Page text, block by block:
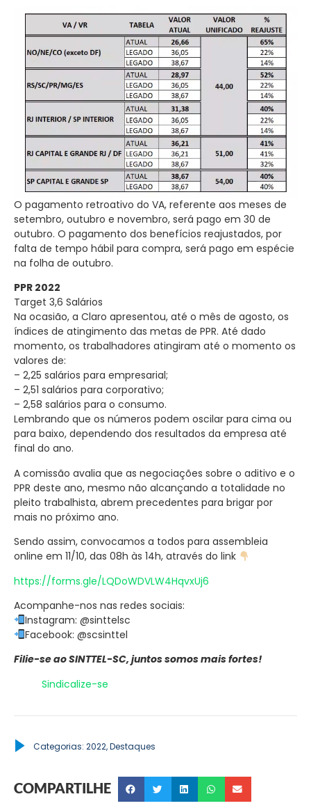
O pagamento retroativo do VA, referente aos meses de
setembro, outubro e novembro, será pago em 30 de
outubro. O pagamento dos benefícios reajustados, por
falta de tempo hábil para compra, será pago em espécie
na folha de outubro.
PPR 2022
Target 3,6 Salários
Na ocasião, a Claro apresentou, até o mês de agosto, os
índices de atingimento das metas de PPR. Até dado
momento, os trabalhadores atingiram até o momento os
valores de:
– 2,25 salários para empresarial;
– 2,51 salários para corporativo;
– 2,58 salários para o consumo.
Lembrando que os números podem oscilar para cima ou
para baixo, dependendo dos resultados da empresa até
final do ano.
A comissão avalia que as negociações sobre o aditivo e o
PPR deste ano, mesmo não alcançando a totalidade no
pleito trabalhista, abrem precedentes para brigar por
mais no próximo ano.
Sendo assim, convocamos a todos para assembleia
online em 11/10, das 08h às 14h, através do link
https://forms.gle/LQDoWDVLW4HqvxUj6
Acompanhe-nos nas redes sociais:
Instagram: @sinttelsc
Facebook: @scsinttel
Filie-se ao SINTTEL-SC, juntos somos mais fortes!
Sindicalize-se
Categorias: 2022,Destaques
COMPARTILHE